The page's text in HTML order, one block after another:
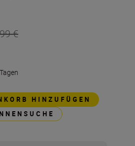
€
HINZUFÜGEN